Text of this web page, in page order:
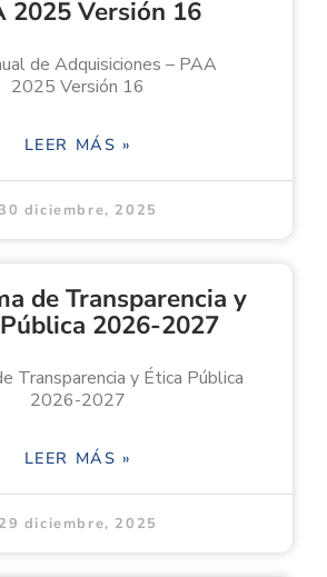
2025 Versión 16
de Adquisiciones – PAA
2025 Versión 16
LEER MÁS »
30 diciembre, 2025
de Transparencia y
2026-2027
Transparencia y Ética Pública
2026-2027
LEER MÁS »
29 diciembre, 2025